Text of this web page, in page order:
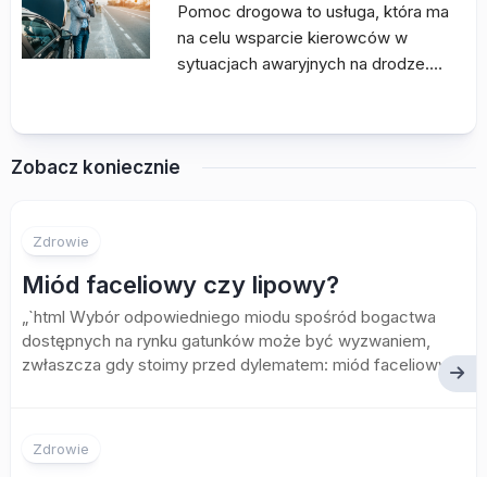
Pomoc drogowa to usługa, która ma
na celu wsparcie kierowców w
sytuacjach awaryjnych na drodze.…
Zobacz koniecznie
Zdrowie
Miód faceliowy czy lipowy?
„`html Wybór odpowiedniego miodu spośród bogactwa
dostępnych na rynku gatunków może być wyzwaniem,
zwłaszcza gdy stoimy przed dylematem: miód faceliowy...
Zdrowie